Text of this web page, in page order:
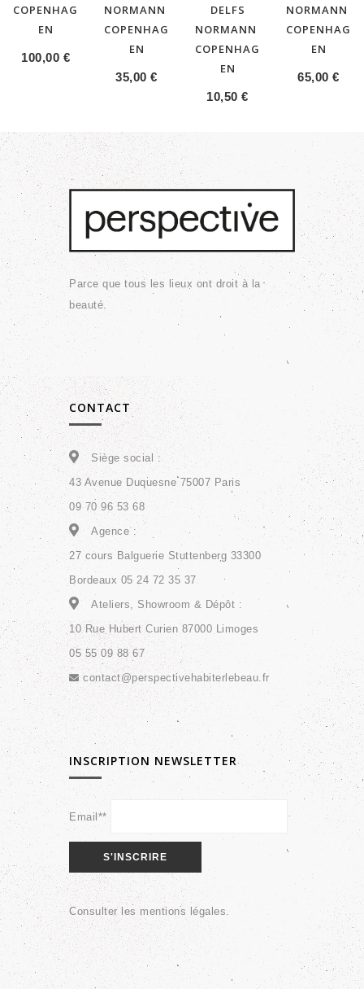
COPENHAG
EN
100,00 €
NORMANN
COPENHAG
EN
35,00€
DELFS
NORMANN
COPENHAG
EN
10,50€
NORMANN
COPENHAG
EN
65,00€
Parce que tous les lieux ont droit à la
beauté.
CONTACT
Siège social :
43 Avenue Duquesne 75007 Paris
09 70 96 53 68
Agence :
27 cours Balguerie Stuttenberg 33300
Bordeaux 05 24 72 35 37
Ateliers, Showroom & Dépôt :
10 Rue Hubert Curien 87000 Limoges
05 55 09 88 67
contact@perspectivehabiterlebeau.fr
INSCRIPTION NEWSLETTER
Email**
Consulter lesmentions légales